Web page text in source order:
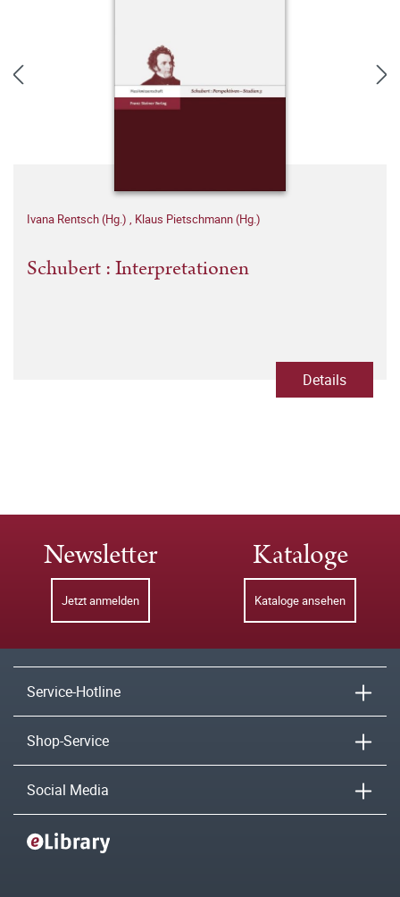
Ivana Rentsch (Hg.) , Klaus Pietschmann (Hg.)
Schubert : Interpretationen
Details
Newsletter
Jetzt anmelden
Kataloge
Kataloge ansehen
Service-Hotline
Shop-Service
Social Media